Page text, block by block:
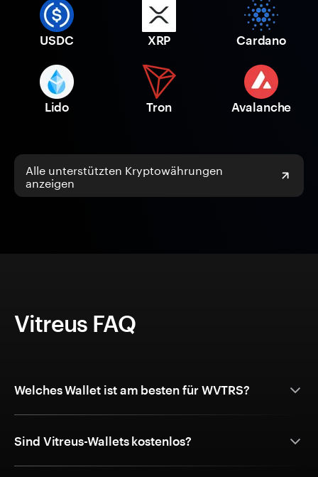
USDC XRP Cardano
Lido Tron Avalanche
Alle unterstützten Kryptowährungen
anzeigen
Vitreus FAQ
Welches Wallet ist am besten für WVTRS?
Sind Vitreus-Wallets kostenlos?